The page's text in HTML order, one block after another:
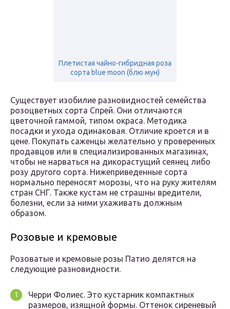
Плетистая чайно-гибридная роза
сорта blue moon (блю мун)
Существует изобилие разновидностей семейства
розоцветных сорта Спрей. Они отличаются
цветочной гаммой, типом окраса. Методика
посадки и ухода одинаковая. Отличие кроется и в
цене. Покупать саженцы желательно у проверенных
продавцов или в специализированных магазинах,
чтобы не нарваться на дикорастущий сеянец либо
розу другого сорта. Нижеприведенные сорта
нормально переносят морозы, что на руку жителям
стран СНГ. Также кустам не страшны вредители,
болезни, если за ними ухаживать должным
образом.
Розовые и кремовые
Розоватые и кремовые розы Патио делятся на
следующие разновидности.
Черри Фолиес. Это кустарник компактных
размеров, изящной формы. Оттенок сиреневый